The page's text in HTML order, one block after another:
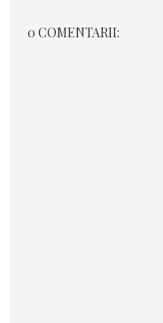
0 COMENTARII: